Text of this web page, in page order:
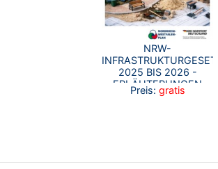
NRW-
INFRASTRUKTURGESETZ
2025 BIS 2026 -
ERLÄUTERUNGEN
ZUM KOMMUNALEN
Preis: gratis